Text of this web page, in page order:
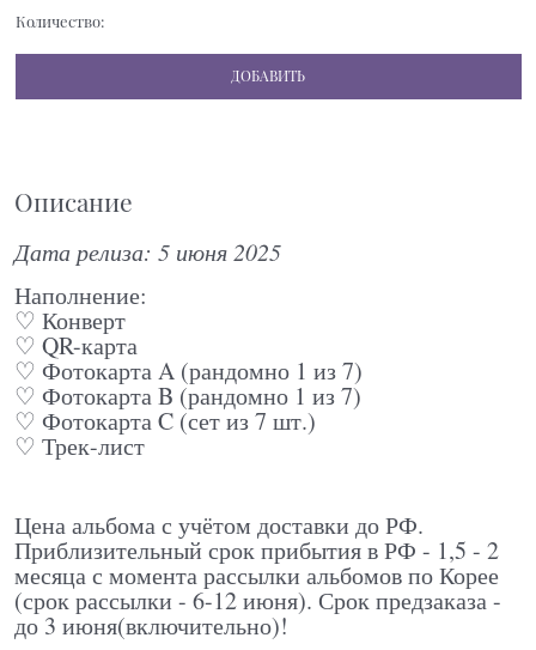
Количество:
ДОБАВИТЬ
Описание
Дата релиза: 5 июня 2025
Наполнение:
♡ Конверт
♡ QR-карта
♡ Фотокарта A (рандомно 1 из 7)
♡ Фотокарта B (рандомно 1 из 7)
♡ Фотокарта C (сет из 7 шт.)
♡ Трек-лист
Цена альбома с учётом доставки до РФ.
Приблизительный срок прибытия в РФ - 1,5 - 2
месяца с момента рассылки альбомов по Корее
(срок рассылки - 6-12 июня). Срок предзаказа -
до 3 июня(включительно)!